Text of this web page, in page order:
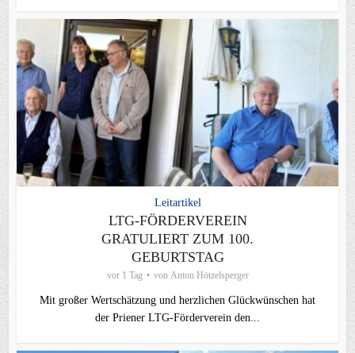
Leitartikel
LTG-FÖRDERVEREIN
GRATULIERT ZUM 100.
GEBURTSTAG
vor 1 Tag von Anton Hötzelsperger
Mit großer Wertschätzung und herzlichen Glückwünschen hat
der Priener LTG‑Förderverein den...